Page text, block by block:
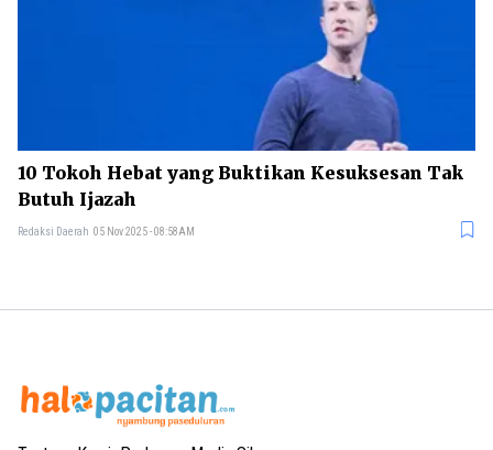
10 Tokoh Hebat yang Buktikan Kesuksesan Tak
Butuh Ijazah
Redaksi Daerah 05 Nov 2025 - 08:58AM